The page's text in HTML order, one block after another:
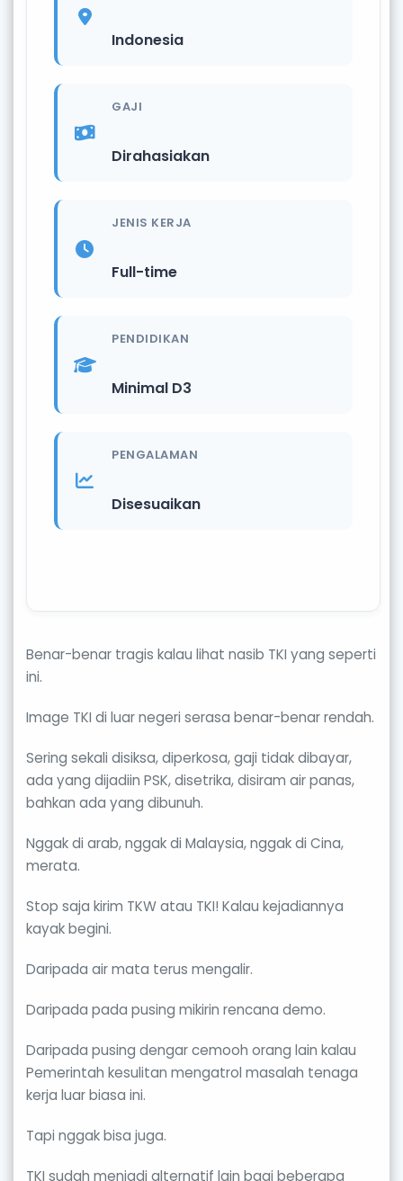
Indonesia
GAJI
Dirahasiakan
JENIS KERJA
Full-time
PENDIDIKAN
Minimal D3
PENGALAMAN
Disesuaikan
Benar-benar tragis kalau lihat nasib TKI yang seperti
ini.
Image TKI di luar negeri serasa benar-benar rendah.
Sering sekali disiksa, diperkosa, gaji tidak dibayar,
ada yang dijadiin PSK, disetrika, disiram air panas,
bahkan ada yang dibunuh.
Nggak di arab, nggak di Malaysia, nggak di Cina,
merata.
Stop saja kirim TKW atau TKI! Kalau kejadiannya
kayak begini.
Daripada air mata terus mengalir.
Daripada pada pusing mikirin rencana demo.
Daripada pusing dengar cemooh orang lain kalau
Pemerintah kesulitan mengatrol masalah tenaga
kerja luar biasa ini.
Tapi nggak bisa juga.
TKI sudah menjadi alternatif lain bagi beberapa